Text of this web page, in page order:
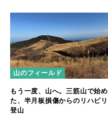
山のフィールド
もう一度、山へ。三筋山で始め
た、半月板損傷からのリハビリ
登山